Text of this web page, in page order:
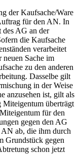
der Kaufsache/Ware
für den AN. In
des AG an der
die Kaufsache
verarbeitet
Sache im
zu den anderen
Dasselbe gilt
in der Weise
anzusehen ist, gilt als
Miteigentum überträgt
für den
gegen den AG
ab, die ihm durch
Grundstück gegen
schon jetzt